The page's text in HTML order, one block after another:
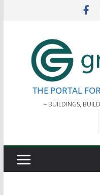
THE PORTAL
– BUILDINGS,